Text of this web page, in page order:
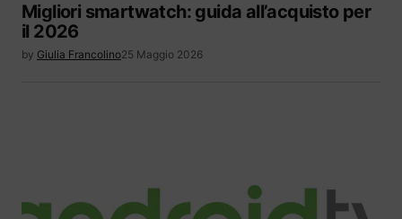
Migliori smartwatch: guida all’acquisto per
il 2026
by Giulia Francolino25 Maggio 2026